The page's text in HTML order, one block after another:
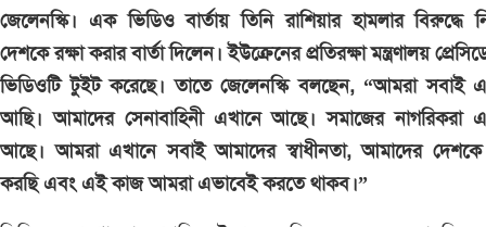
জেলেনস্কি। এক ভিডিও বার্তায় তিনি রাশিয়ার হামলার বিরুদ্ধে
দেশকে রক্ষা করার বার্তা দিলেন। ইউক্রেনের প্রতিরক্ষা মন্ত্রণালয়
ভিডিওটি টুইট করেছে। তাতে জেলেনস্কি বলছেন, “আমরা সবাই
আছি। আমাদের সেনাবাহিনী এখানে আছে। সমাজের নাগরিকরা
আছে। আমরা এখানে সবাই আমাদের স্বাধীনতা, আমাদের দেশকে
করছি এবং এই কাজ আমরা এভাবেই করতে থাকব।”